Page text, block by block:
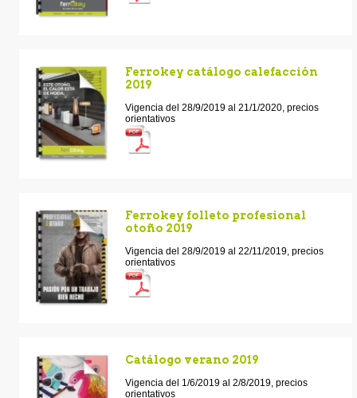
Ferrokey catálogo calefacción
2019
Vigencia del 28/9/2019 al 21/1/2020, precios
orientativos
Ferrokey folleto profesional
otoño 2019
Vigencia del 28/9/2019 al 22/11/2019, precios
orientativos
Catálogo verano 2019
Vigencia del 1/6/2019 al 2/8/2019, precios
orientativos